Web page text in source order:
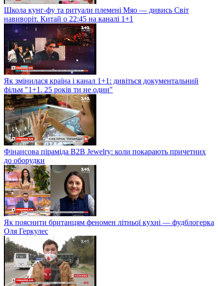
Школа кунг-фу та ритуали племені Мяо — дивись Світ
навиворіт. Китай о 22:45 на каналі 1+1
Як змінилася країна і канал 1+1: дивіться документальний
фільм "1+1. 25 років ти не один"
Фінансова піраміда B2B Jewelry: коли покарають причетних
до оборудки
Як пояснити британцям феномен літньої кухні — фудблогерка
Оля Геркулес